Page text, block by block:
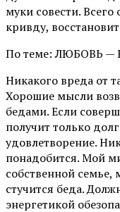
муки совести.
кривду,
По теме: ЛЮБОВЬ —
Никакого вреда от
Хорошие мысли
бедами. Если
получит только
удовлетворение.
понадобится. Мой
собственной семье,
стучится беда.
энергетикой